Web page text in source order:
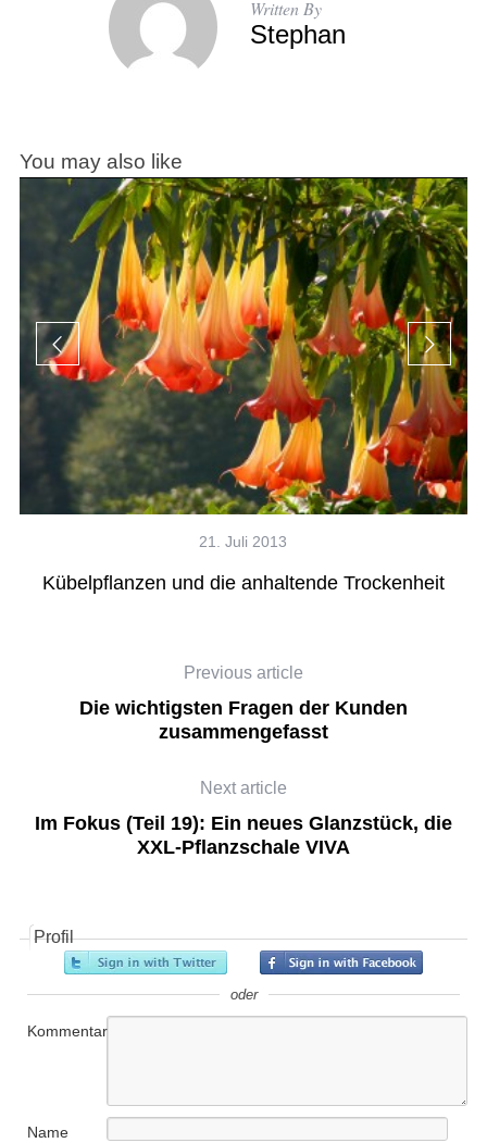
Written By
Stephan
You may also like
21. Juli 2013
Kübelpflanzen und die anhaltende Trockenheit
Previous article
Die wichtigsten Fragen der Kunden
zusammengefasst
Next article
Im Fokus (Teil 19): Ein neues Glanzstück, die
XXL-Pflanzschale VIVA
Profil
oder
Kommentar
Name